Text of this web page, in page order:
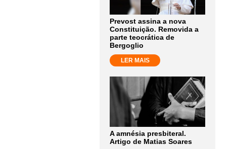
Prevost assina a nova
Constituição. Removida a
parte teocrática de
Bergoglio
LER MAIS
A amnésia presbiteral.
Artigo de Matias Soares